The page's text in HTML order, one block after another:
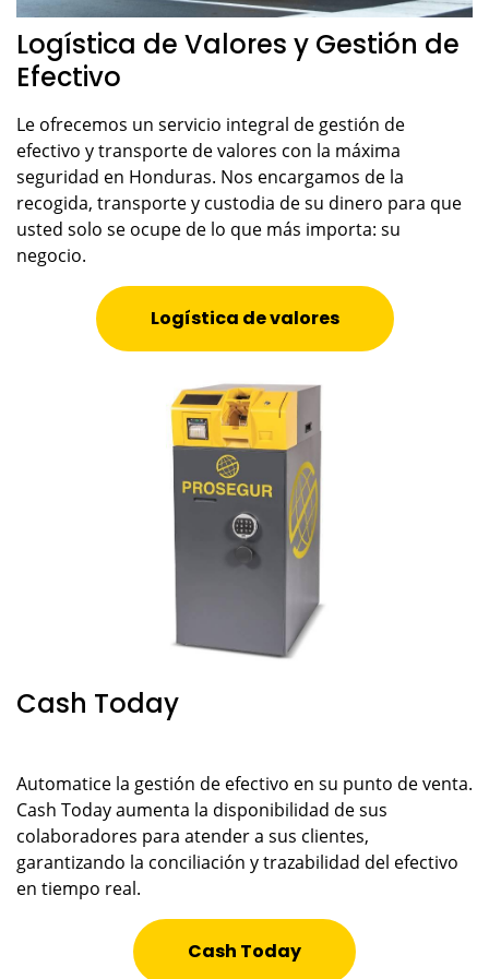
Logística de Valores y Gestión de
Efectivo
Le ofrecemos un servicio integral de gestión de
efectivo y transporte de valores con la máxima
seguridad en Honduras. Nos encargamos de la
recogida, transporte y custodia de su dinero para que
usted solo se ocupe de lo que más importa: su
negocio.
Logística de valores
Cash Today
Automatice la gestión de efectivo en su punto de venta.
Cash Today aumenta la disponibilidad de sus
colaboradores para atender a sus clientes,
garantizando la conciliación y trazabilidad del efectivo
en tiempo real.
Cash Today